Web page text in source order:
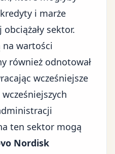
i marże
sektor.
na wartości
również odnotował
wcześniejsze
ten sektor mogą
Nordisk